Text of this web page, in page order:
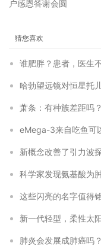
户感恩答谢会圆
猜您喜欢
谁肥胖？患者，医生
哈勃望远镜对恒星托
萧条：有种族差距吗？
eMega-3来自吃鱼可
新概念改善了引力波
科学家发现氨基酸为
这些闪亮的名字值得
新一代轻型，柔性太
肺炎会发展成肺癌吗